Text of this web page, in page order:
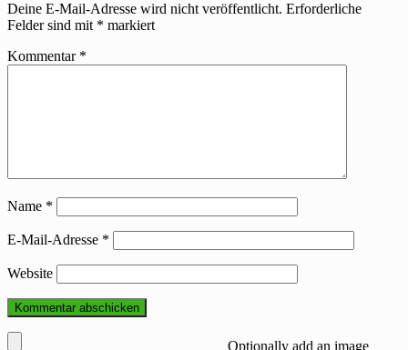
Deine E-Mail-Adresse wird nicht veröffentlicht. Erforderliche
Felder sind mit * markiert
Kommentar *
Name *
E-Mail-Adresse *
Website
Optionally add an image